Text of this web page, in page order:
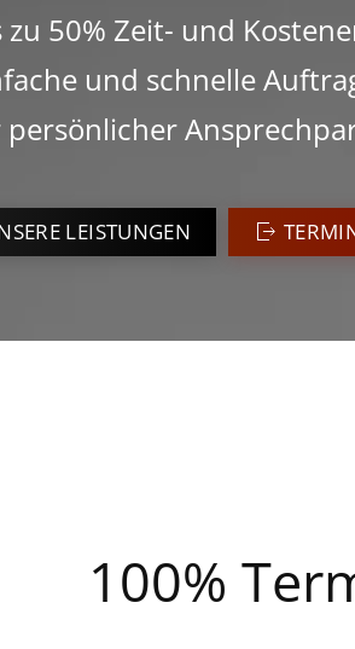
zu 50% Zeit- und
und schnelle
persönlicher
LEISTUNGEN
100%